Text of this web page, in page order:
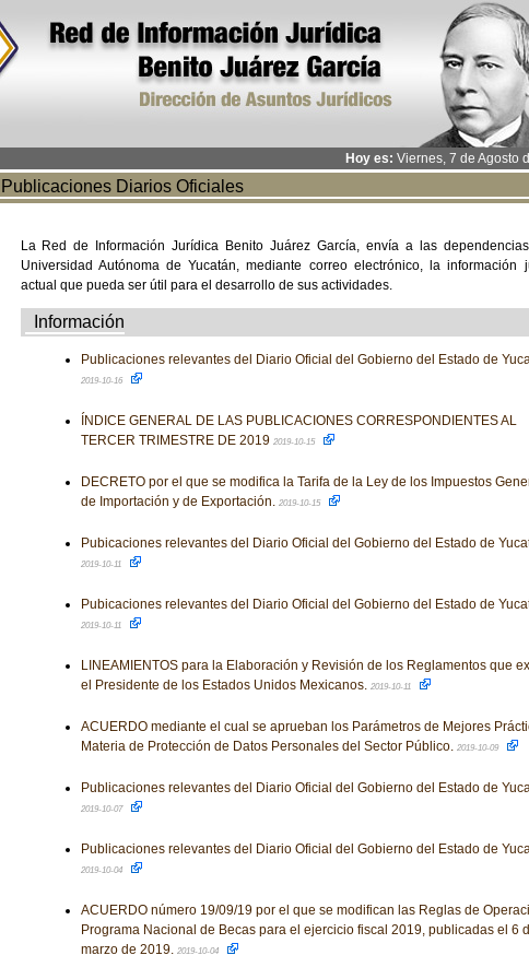
Hoy es: Viernes, 7 de Agosto
Publicaciones Diarios Oficiales
La Red de Información Jurídica Benito Juárez García, envía a las
Universidad Autónoma de Yucatán, mediante correo electrónico, la información
actual que pueda ser útil para el desarrollo de sus actividades.
Información
Publicaciones relevantes del Diario Oficial del Gobierno del Estado de
2019-10-16
ÍNDICE GENERAL DE LAS PUBLICACIONES CORRESPONDIENTES AL
TERCER TRIMESTRE DE 2019 2019-10-15
DECRETO por el que se modifica la Tarifa de la Ley de los Impuestos
de Importación y de Exportación. 2019-10-15
Pubicaciones relevantes del Diario Oficial del Gobierno del Estado de
2019-10-11
Pubicaciones relevantes del Diario Oficial del Gobierno del Estado de
2019-10-11
LINEAMIENTOS para la Elaboración y Revisión de los Reglamentos que
el Presidente de los Estados Unidos Mexicanos. 2019-10-11
ACUERDO mediante el cual se aprueban los Parámetros de Mejores
Materia de Protección de Datos Personales del Sector Público. 2019-10-09
Publicaciones relevantes del Diario Oficial del Gobierno del Estado de
2019-10-07
Publicaciones relevantes del Diario Oficial del Gobierno del Estado de
2019-10-04
ACUERDO número 19/09/19 por el que se modifican las Reglas de
Programa Nacional de Becas para el ejercicio fiscal 2019, publicadas el 6
marzo de 2019. 2019-10-04